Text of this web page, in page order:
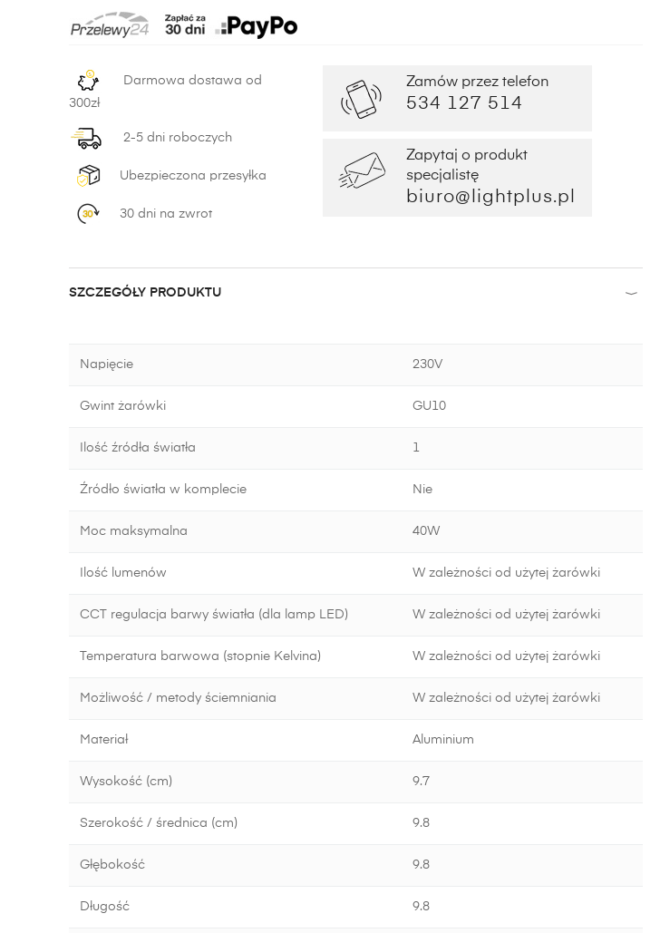
Darmowa dostawa od
300zł
2-5 dni roboczych
Ubezpieczona przesyłka
30 dni na zwrot
Zamów przez telefon
534 127 514
Zapytaj o produkt
specjalistę
biuro@lightplus.pl
SZCZEGÓŁY PRODUKTU
Napięcie 230V
Gwint żarówki GU10
Ilość źródła światła 1
Źródło światła w komplecie Nie
Moc maksymalna 40W
Ilość lumenów W zależności od użytej żarówki
CCT regulacja barwy światła (dla lamp LED) W zależności od użytej żarówki
Temperatura barwowa (stopnie Kelvina) W zależności od użytej żarówki
Możliwość / metody ściemniania W zależności od użytej żarówki
Materiał Aluminium
Wysokość (cm) 9.7
Szerokość / średnica (cm) 9.8
Głębokość 9.8
Długość 9.8